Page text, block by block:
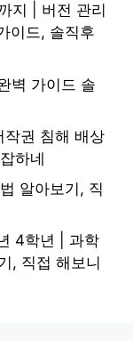
지 | 버전 관리
이드, 솔직후
벽 가이드 솔
권 침해 배상
하네
알아보기, 직
4학년 | 과학
, 직접 해보니